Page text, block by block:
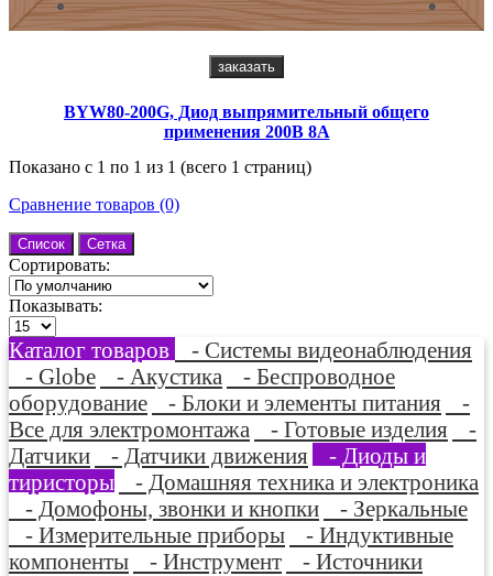
заказать
BYW80-200G, Диод выпрямительный общего
применения 200В 8А
Показано с 1 по 1 из 1 (всего 1 страниц)
Сравнение товаров (0)
Список Сетка
Сортировать:
Показывать:
Каталог товаров
- Системы видеонаблюдения
- Globe
- Акустика
- Беспроводное
оборудование
- Блоки и элементы питания
-
Все для электромонтажа
- Готовые изделия
-
Датчики
- Датчики движения
- Диоды и
тиристоры
- Домашняя техника и электроника
- Домофоны, звонки и кнопки
- Зеркальные
- Измерительные приборы
- Индуктивные
компоненты
- Инструмент
- Источники